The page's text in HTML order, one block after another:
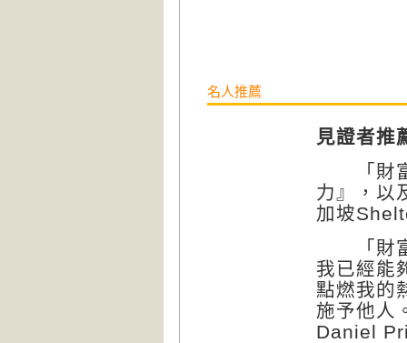
名人推薦
見證者推
「財富
力』，以
加坡
「財富
我已經能
點燃我的
施予他人
Daniel